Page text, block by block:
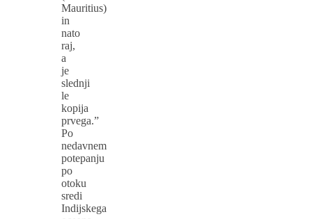
Mauritius)
in
nato
raj,
a
je
slednji
le
kopija
prvega.”
Po
nedavnem
potepanju
po
otoku
sredi
Indijskega